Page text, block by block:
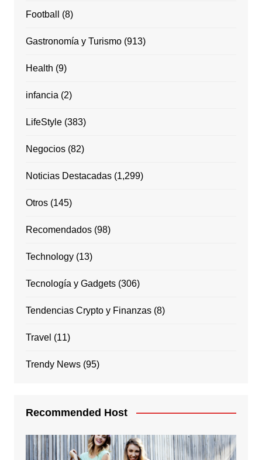
Football (8)
Gastronomía y Turismo(913)
Health (9)
infancia (2)
LifeStyle(383)
Negocios(82)
Noticias Destacadas(1,299)
Otros(145)
Recomendados(98)
Technology(13)
Tecnología y Gadgets(306)
Tendencias Crypto y Finanzas(8)
Travel (11)
Trendy News(95)
Recommended Host